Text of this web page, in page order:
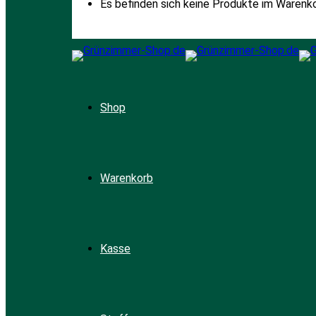
Es befinden sich keine Produkte im
Shop
Warenkorb
Kasse